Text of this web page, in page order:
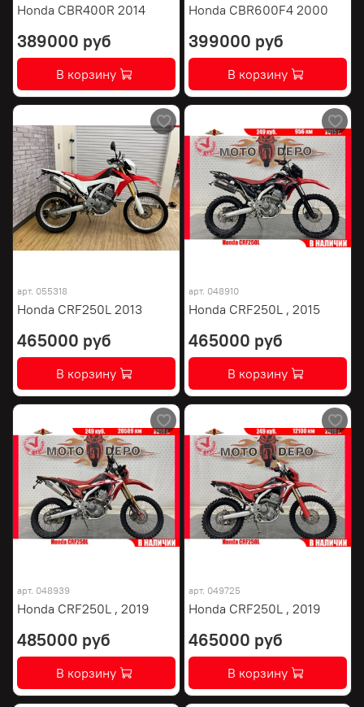
Honda CBR400R 2014
389000 руб
В корзину
Honda CBR600F4 2000
399000 руб
В корзину
арт. 055318
Honda CRF250L 2013
465000 руб
В корзину
арт. 048910
Honda CRF250L , 2015
465000 руб
В корзину
арт. 048939
Honda CRF250L , 2019
485000 руб
В корзину
арт. 049725
Honda CRF250L , 2019
465000 руб
В корзину